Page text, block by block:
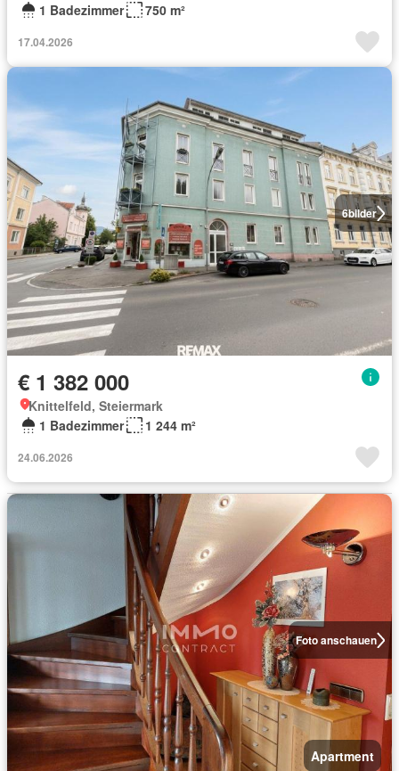
1 Badezimmer
750 m²
17.04.2026
6bilder
€ 1 382 000
Knittelfeld, Steiermark
1 Badezimmer
1 244 m²
24.06.2026
Foto anschauen
Apartment